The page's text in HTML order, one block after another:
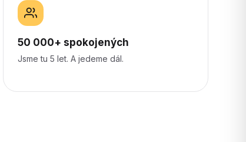
50 000+ spokojených
Jsme tu 5 let. A jedeme dál.